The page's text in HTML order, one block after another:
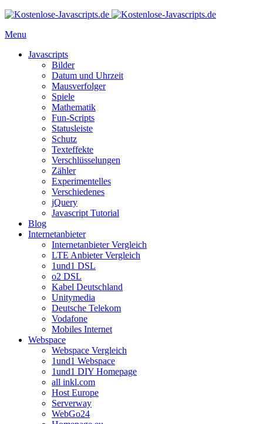
Menu
Javascripts
Bilder
Datum und Uhrzeit
Mausverfolger
Spiele
Mathematik
Fun-Scripts
Statusleiste
Schutz
Texteffekte
Verschlüsselungen
Zähler
Experimentelles
Verschiedenes
jQuery
Javascript Tutorial
Blog
Internetanbieter
Internetanbieter Vergleich
LTE Anbieter Vergleich
1und1 DSL
o2 DSL
Kabel Deutschland
Unitymedia
Deutsche Telekom
Vodafone
Mobiles Internet
Webspace
Webspace Vergleich
1und1 Webspace
1und1 DIY Homepage
all inkl.com
Host Europe
Serverway
WebGo24